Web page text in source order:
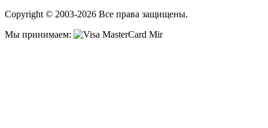
Copyright © 2003-2026 Все права защищены.
Мы принимаем: